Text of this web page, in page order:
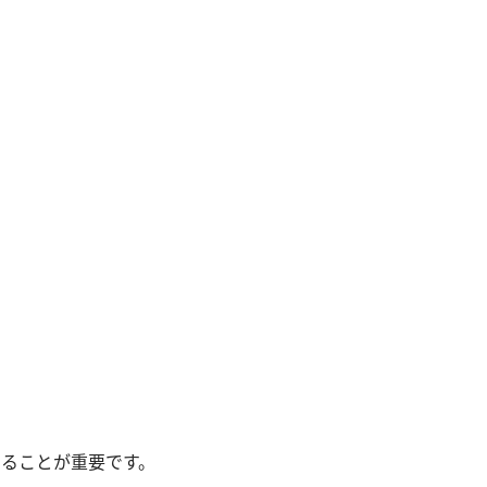
とが重要です。